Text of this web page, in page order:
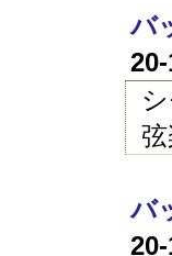
バ
バ